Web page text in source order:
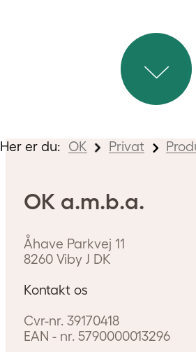
Hvor stort
elpriser er det
varmepumpe.
guider vi dig
Her er du: OK Privat
OK a.m.b.a.
Åhave Parkvej 11
8260 Viby J DK
Kontakt os
Cvr-nr. 39170418
EAN - nr.5790000013296